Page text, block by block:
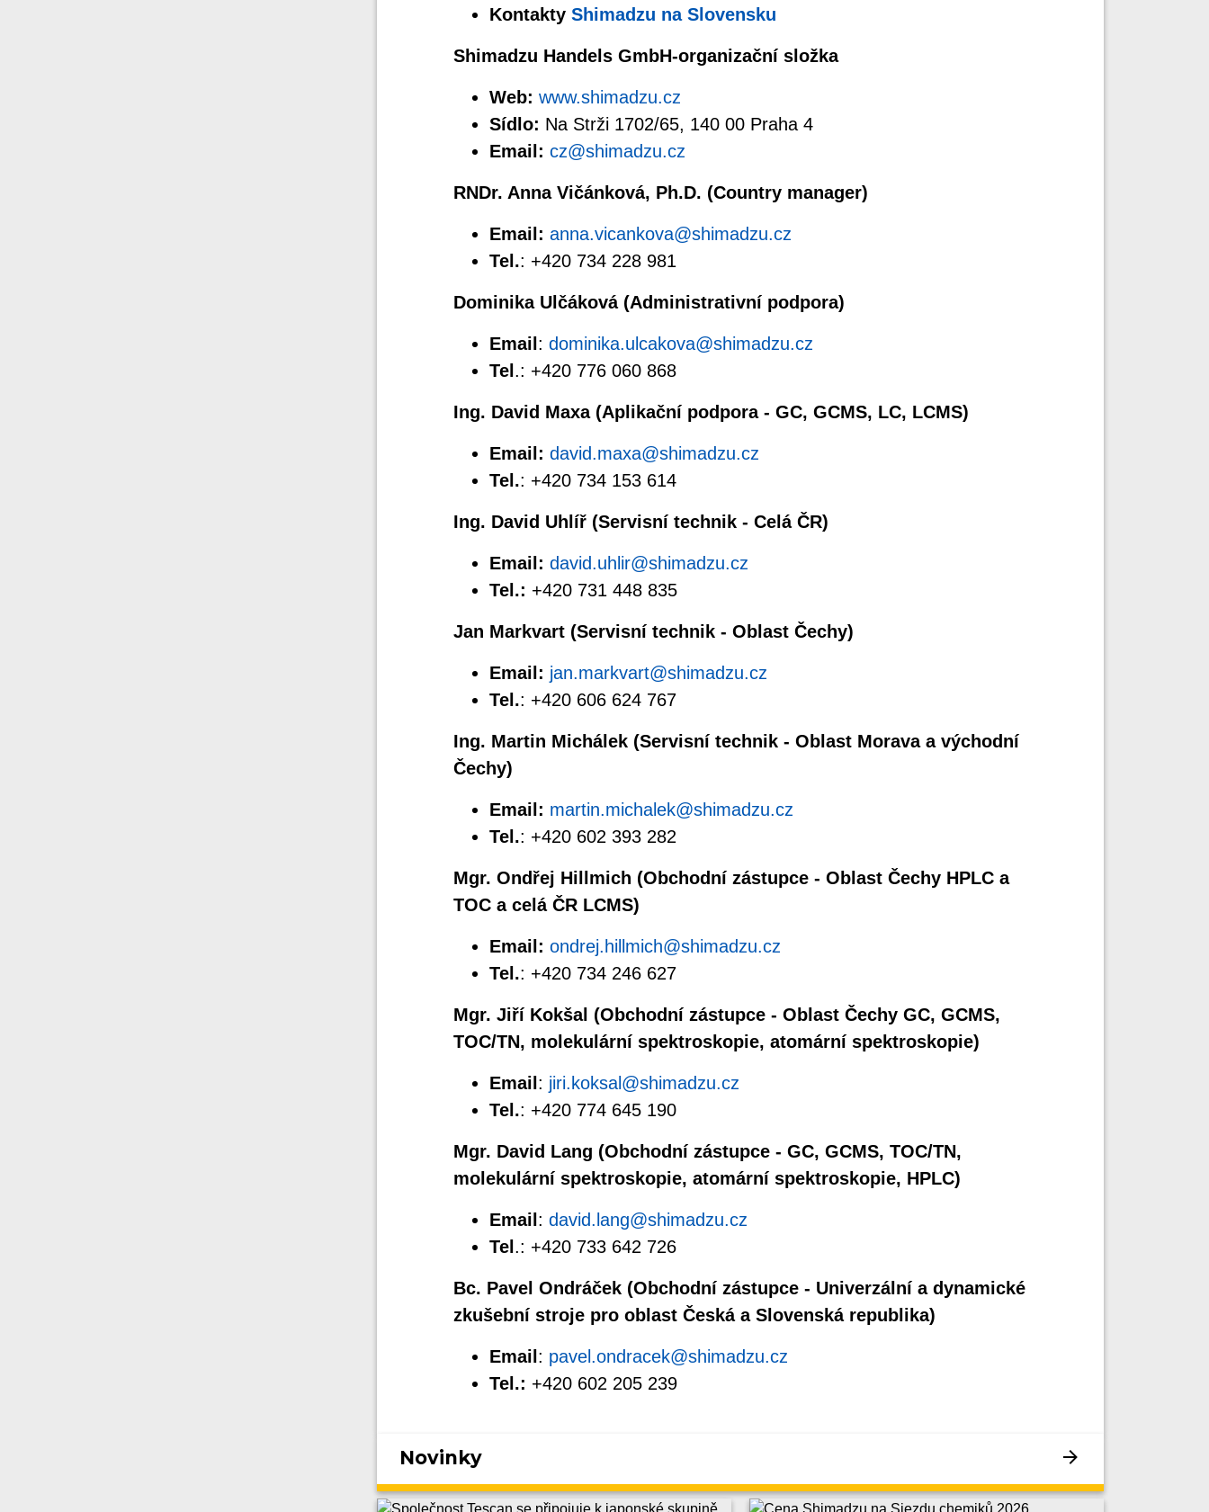
Kontakty Shimadzu na Slovensku
Shimadzu Handels GmbH-organizační složka
Web: www.shimadzu.cz
Sídlo: Na Strži 1702/65, 140 00 Praha 4
Email: cz@shimadzu.cz
RNDr. Anna Vičánková, Ph.D. (Country manager)
Email: anna.vicankova@shimadzu.cz
Tel.: +420 734 228 981
Dominika Ulčáková (Administrativní podpora)
Email : dominika.ulcakova@shimadzu.cz
Tel .: +420 776 060 868
Ing. David Maxa (Aplikační podpora - GC, GCMS, LC, LCMS)
Email: david.maxa@shimadzu.cz
Tel.: +420 734 153 614
Ing. David Uhlíř (Servisní technik - Celá ČR)
Email: david.uhlir@shimadzu.cz
Tel.: +420 731 448 835
Jan Markvart (Servisní technik - Oblast Čechy)
Email: jan.markvart@shimadzu.cz
Tel.: +420 606 624 767
Ing. Martin Michálek (Servisní technik - Oblast Morava a východní
Čechy)
Email: martin.michalek@shimadzu.cz
Tel.: +420 602 393 282
Mgr. Ondřej Hillmich (Obchodní zástupce - Oblast Čechy HPLC a
TOC a celá ČR LCMS)
Email: ondrej.hillmich@shimadzu.cz
Tel.: +420 734 246 627
Mgr. Jiří Kokšal (Obchodní zástupce - Oblast Čechy GC, GCMS,
TOC/TN, molekulární spektroskopie, atomární spektroskopie)
Email : jiri.koksal@shimadzu.cz
Tel.: +420 774 645 190
Mgr. David Lang (Obchodní zástupce - GC, GCMS, TOC/TN,
molekulární spektroskopie, atomární spektroskopie, HPLC)
Email : david.lang@shimadzu.cz
Tel .: +420 733 642 726
Bc. Pavel Ondráček (Obchodní zástupce - Univerzální a dynamické
zkušební stroje pro oblast Česká a Slovenská republika)
Email : pavel.ondracek@shimadzu.cz
Tel.: +420 602 205 239
Novinky